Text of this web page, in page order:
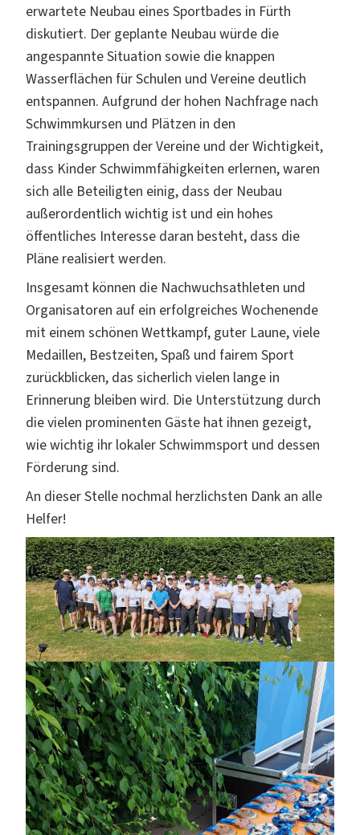
erwartete Neubau eines Sportbades in Fürth
diskutiert. Der geplante Neubau würde die
angespannte Situation sowie die knappen
Wasserflächen für Schulen und Vereine deutlich
entspannen. Aufgrund der hohen Nachfrage nach
Schwimmkursen und Plätzen in den
Trainingsgruppen der Vereine und der Wichtigkeit,
dass Kinder Schwimmfähigkeiten erlernen, waren
sich alle Beteiligten einig, dass der Neubau
außerordentlich wichtig ist und ein hohes
öffentliches Interesse daran besteht, dass die
Pläne realisiert werden.
Insgesamt können die Nachwuchsathleten und
Organisatoren auf ein erfolgreiches Wochenende
mit einem schönen Wettkampf, guter Laune, viele
Medaillen, Bestzeiten, Spaß und fairem Sport
zurückblicken, das sicherlich vielen lange in
Erinnerung bleiben wird. Die Unterstützung durch
die vielen prominenten Gäste hat ihnen gezeigt,
wie wichtig ihr lokaler Schwimmsport und dessen
Förderung sind.
An dieser Stelle nochmal herzlichsten Dank an alle
Helfer!